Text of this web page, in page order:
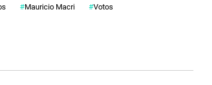
Mauricio Macri Votos